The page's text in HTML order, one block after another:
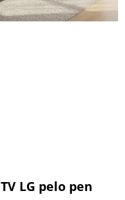
LG pelo pen